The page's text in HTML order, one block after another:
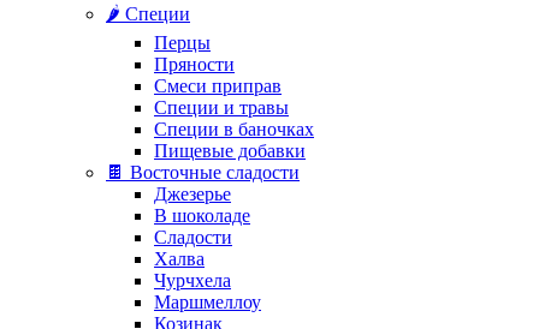
🌶️ Специи
Перцы
Пряности
Смеси приправ
Специи и травы
Специи в баночках
Пищевые добавки
🍫 Восточные сладости
Джезерье
В шоколаде
Сладости
Халва
Чурчхела
Маршмеллоу
Козинак